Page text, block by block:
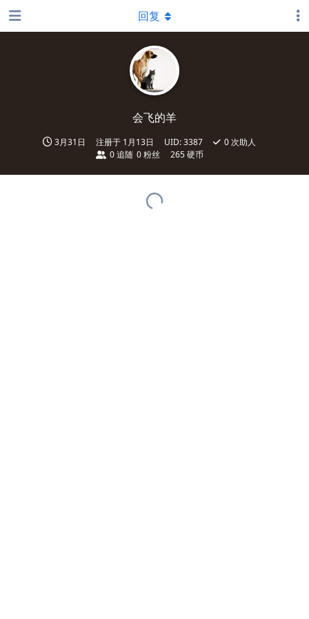
会飞的羊
3月31日 注册于 1月13日 UID:3387 0 次助人
0 追随 0 粉丝 265 硬币
回复